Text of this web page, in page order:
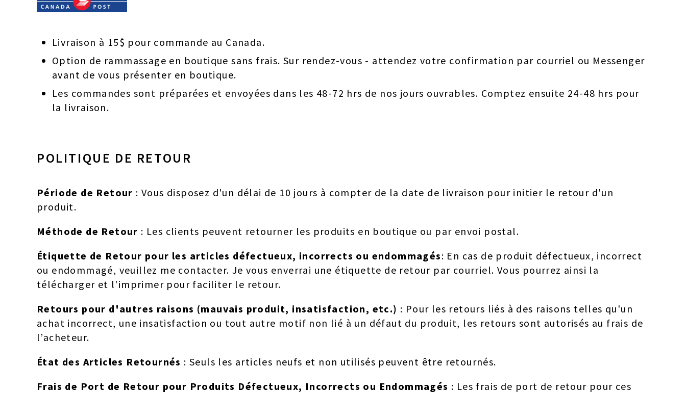
Livraison à 15$ pour commande au Canada.
Option de rammassage en boutique sans frais. Sur rendez-vous - attendez votre confirmation par courriel ou Messenger
avant de vous présenter en boutique.
Les commandes sont préparées et envoyées dans les 48-72 hrs de nos jours ouvrables. Comptez ensuite 24-48 hrs pour
la livraison.
POLITIQUE DE RETOUR
Période de Retour : Vous disposez d'un délai de 10 jours à compter de la date de livraison pour initier le retour d'un
produit.
Méthode de Retour : Les clients peuvent retourner les produits en boutique ou par envoi postal.
Étiquette de Retour pour les articles défectueux, incorrects ou endommagés: En cas de produit défectueux, incorrect
ou endommagé, veuillez me contacter. Je vous enverrai une étiquette de retour par courriel. Vous pourrez ainsi la
télécharger et l'imprimer pour faciliter le retour.
Retours pour d'autres raisons (mauvais produit, insatisfaction, etc.) : Pour les retours liés à des raisons telles qu'un
achat incorrect, une insatisfaction ou tout autre motif non lié à un défaut du produit, les retours sont autorisés au frais de
l’acheteur.
État des Articles Retournés : Seuls les articles neufs et non utilisés peuvent être retournés.
Frais de Port de Retour pour Produits Défectueux, Incorrects ou Endommagés : Les frais de port de retour pour ces